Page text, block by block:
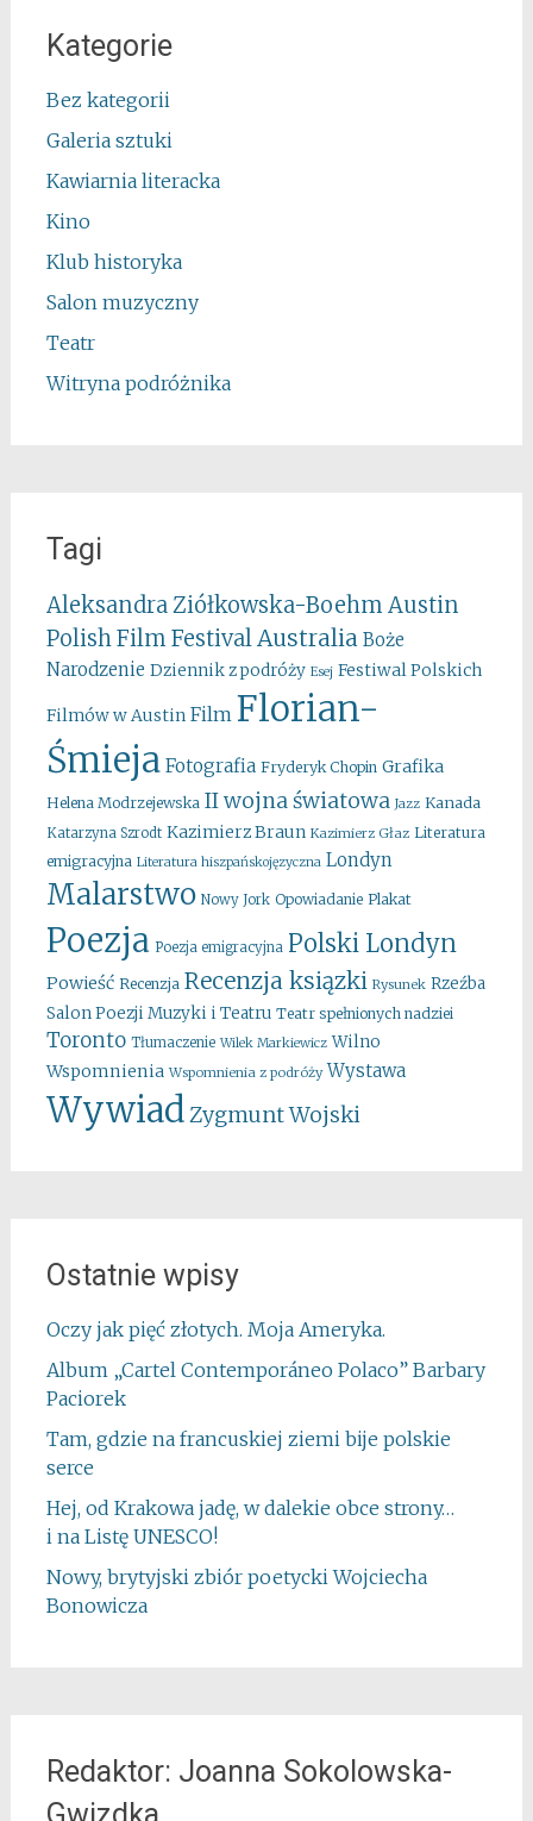
Kategorie
Bez kategorii
Galeria sztuki
Kawiarnia literacka
Kino
Klub historyka
Salon muzyczny
Teatr
Witryna podróżnika
Tagi
Aleksandra Ziółkowska-Boehm Austin
Polish Film FestivalAustralia Boże
Narodzenie Dziennik z podróży Esej Festiwal Polskich
Filmów w Austin Film Florian-
Śmieja Fotografia Fryderyk Chopin Grafika
Helena Modrzejewska II wojna światowa Jazz Kanada
Katarzyna Szrodt Kazimierz Braun Kazimierz Głaz Literatura
emigracyjna Literatura hiszpańskojęzyczna Londyn
Malarstwo Nowy Jork Opowiadanie Plakat
Poezja Poezja emigracyjna Polski Londyn
Powieść Recenzja Recenzja ksiązki Rysunek Rzeźba
Salon Poezji Muzyki i Teatru Teatr spełnionych nadziei
Toronto Tłumaczenie Wilek Markiewicz Wilno
Wspomnienia Wspomnienia z podróży Wystawa
WywiadZygmunt Wojski
Ostatnie wpisy
Oczy jak pięć złotych. Moja Ameryka.
Album „Cartel Contemporáneo Polaco” Barbary
Paciorek
Tam, gdzie na francuskiej ziemi bije polskie
serce
Hej, od Krakowa jadę, w dalekie obce strony…
i na Listę UNESCO!
Nowy, brytyjski zbiór poetycki Wojciecha
Bonowicza
Redaktor: Joanna Sokolowska-